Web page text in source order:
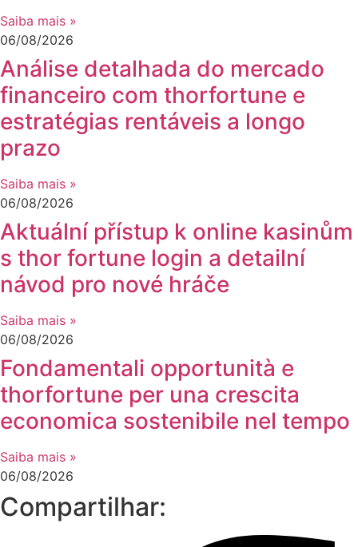
Saiba mais »
06/08/2026
Análise detalhada do mercado
financeiro com thorfortune e
estratégias rentáveis a longo
prazo
Saiba mais »
06/08/2026
Aktuální přístup k online kasinům
s thor fortune login a detailní
návod pro nové hráče
Saiba mais »
06/08/2026
Fondamentali opportunità e
thorfortune per una crescita
economica sostenibile nel tempo
Saiba mais »
06/08/2026
Compartilhar: